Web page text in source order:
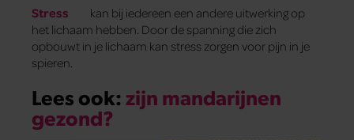
Stress
kan bij iedereen een andere uitwerking op
het lichaam hebben. Door de spanning die zich
opbouwt in je lichaam kan stress zorgen voor pijn in je
spieren.
Lees ook:zijn mandarijnen
gezond?